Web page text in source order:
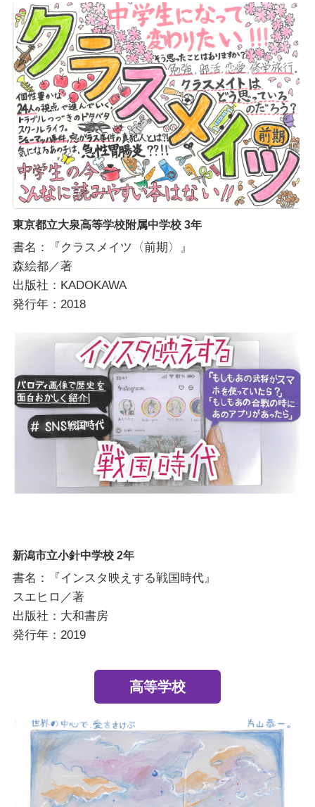
東京都立大泉高等学校附属中学校 3年
書名：『クラスメイツ〈前期〉』
森絵都／著
出版社：KADOKAWA
発行年：2018
新潟市立小針中学校 2年
書名：『インスタ映えする戦国時代』
スエヒロ／著
出版社：大和書房
発行年：2019
高等学校